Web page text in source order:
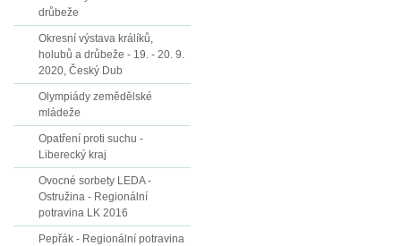
drůbeže
Okresní výstava králíků,
holubů a drůbeže - 19. - 20. 9.
2020, Český Dub
Olympiády zemědělské
mládeže
Opatření proti suchu -
Liberecký kraj
Ovocné sorbety LEDA -
Ostružina - Regionální
potravina LK 2016
Pepřák - Regionální potravina